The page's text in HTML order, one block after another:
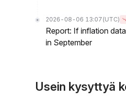
2026-08-06 13:07 (UTC)
Report: If inflation
in September
Usein kysyttyä